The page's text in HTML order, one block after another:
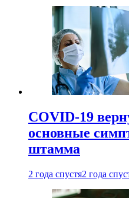
COVID-19
основные
штамма
2 года спустя2 года